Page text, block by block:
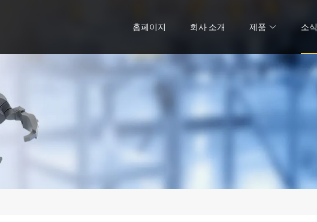
홈페이지 회사 소개 제품 소식